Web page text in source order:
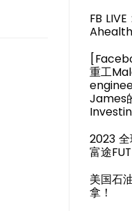
FB
重工
James
2023 全
富途
美国石
拿！